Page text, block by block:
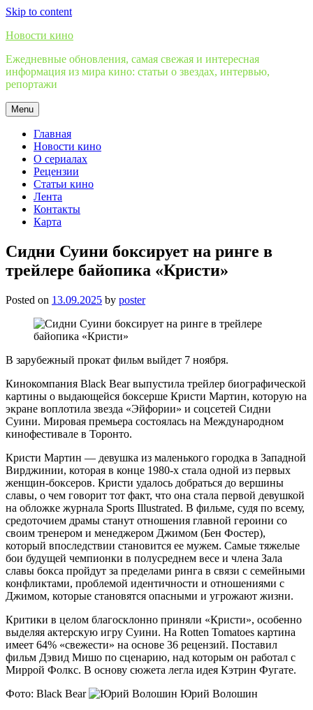
Skip to content
Новости кино
Ежедневные обновления, самая свежая и интересная
информация из мира кино: статьи о звездах, интервью,
репортажи
Menu
Главная
Новости кино
О сериалах
Рецензии
Статьи кино
Лента
Контакты
Карта
Сидни Суини боксирует на ринге в
трейлере байопика «Кристи»
Posted on 13.09.2025 by poster
В зарубежный прокат фильм выйдет 7 ноября.
Кинокомпания Black Bear выпустила трейлер биографической
картины о выдающейся боксерше Кристи Мартин, которую на
экране воплотила звезда «Эйфории» и соцсетей Сидни
Суини. Мировая премьера состоялась на Международном
кинофестивале в Торонто.
Кристи Мартин — девушка из маленького городка в Западной
Вирджинии, которая в конце 1980-х стала одной из первых
женщин-боксеров. Кристи удалось добраться до вершины
славы, о чем говорит тот факт, что она стала первой девушкой
на обложке журнала Sports Illustrated. В фильме, судя по всему,
средоточием драмы станут отношения главной героини со
своим тренером и менеджером Джимом (Бен Фостер),
который впоследствии становится ее мужем. Самые тяжелые
бои будущей чемпионки в полусреднем весе и члена Зала
славы бокса пройдут за пределами ринга в связи с семейными
конфликтами, проблемой идентичности и отношениями с
Джимом, которые становятся опасными и угрожают жизни.
Критики в целом благосклонно приняли «Кристи», особенно
выделяя актерскую игру Суини. На Rotten Tomatoes картина
имеет 64% «свежести» на основе 36 рецензий. Поставил
фильм Дэвид Мишо по сценарию, над которым он работал с
Миррой Фолкс. В основу сюжета легла идея Кэтрин Фугате.
Фото: Black Bear
Юрий Волошин